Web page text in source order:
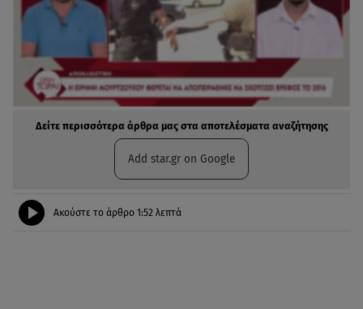
Δείτε περισσότερα άρθρα μας στα αποτελέσματα αναζήτησης
Add star.gr on Google
Ακούστε το άρθρο 1:52 λεπτά